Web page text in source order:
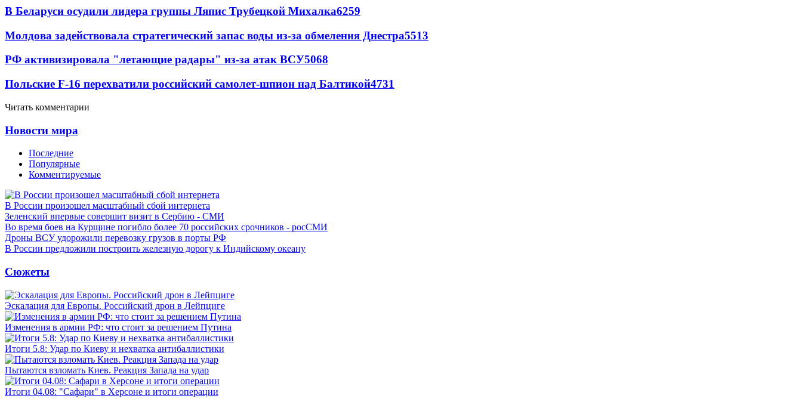
В Беларуси осудили лидера группы Ляпис Трубецкой Михалка6259
Молдова задействовала стратегический запас воды из-за обмеления Днестра5513
РФ активизировала "летающие радары" из-за атак ВСУ5068
Польские F-16 перехватили российский самолет-шпион над Балтикой4731
Читать комментарии
Новости мира
Последние
Популярные
Комментируемые
В России произошел масштабный сбой интернета
Зеленский впервые совершит визит в Сербию - СМИ
Во время боев на Курщине погибло более 70 российских срочников - росСМИ
Дроны ВСУ удорожили перевозку грузов в порты РФ
В России предложили построить железную дорогу к Индийскому океану
Сюжеты
Эскалация для Европы. Российский дрон в Лейпциге
Изменения в армии РФ: что стоит за решением Путина
Итоги 5.8: Удар по Киеву и нехватка антибаллистики
Пытаются взломать Киев. Реакция Запада на удар
Итоги 04.08: "Сафари" в Херсоне и итоги операции